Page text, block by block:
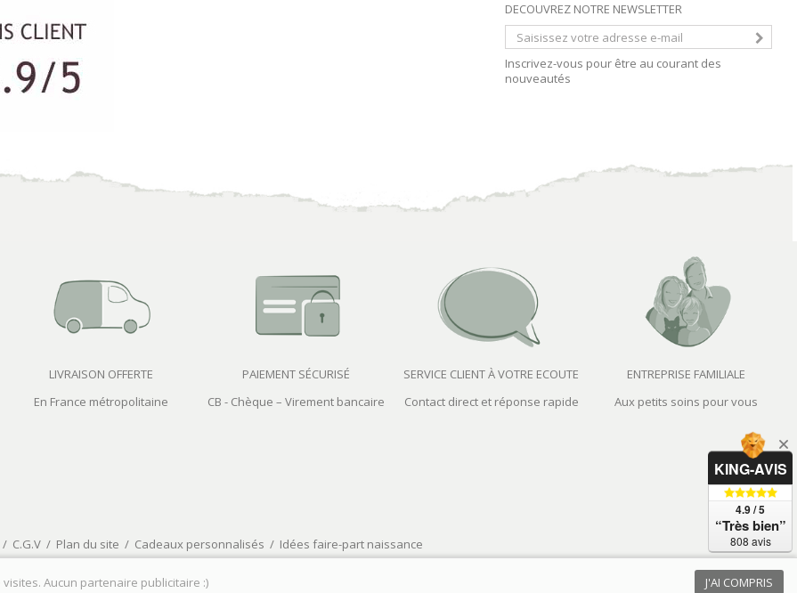
DECOUVREZ NOTRE NEWSLETTER
Inscrivez-vous pour être au courant des
nouveautés
LIVRAISON OFFERTE
En France métropolitaine
PAIEMENT SÉCURISÉ
CB - Chèque – Virement bancaire
SERVICE CLIENT À VOTRE ECOUTE
Contact direct et réponse rapide
ENTREPRISE FAMILIALE
Aux petits soins pour vous
/ C.G.V / Plan du site / Cadeaux personnalisés / Idées faire-part naissance
J'AI COMPRIS
Aucun partenaire publicitaire :)
KING-AVIS
4.9 / 5
“Très bien”
808 avis